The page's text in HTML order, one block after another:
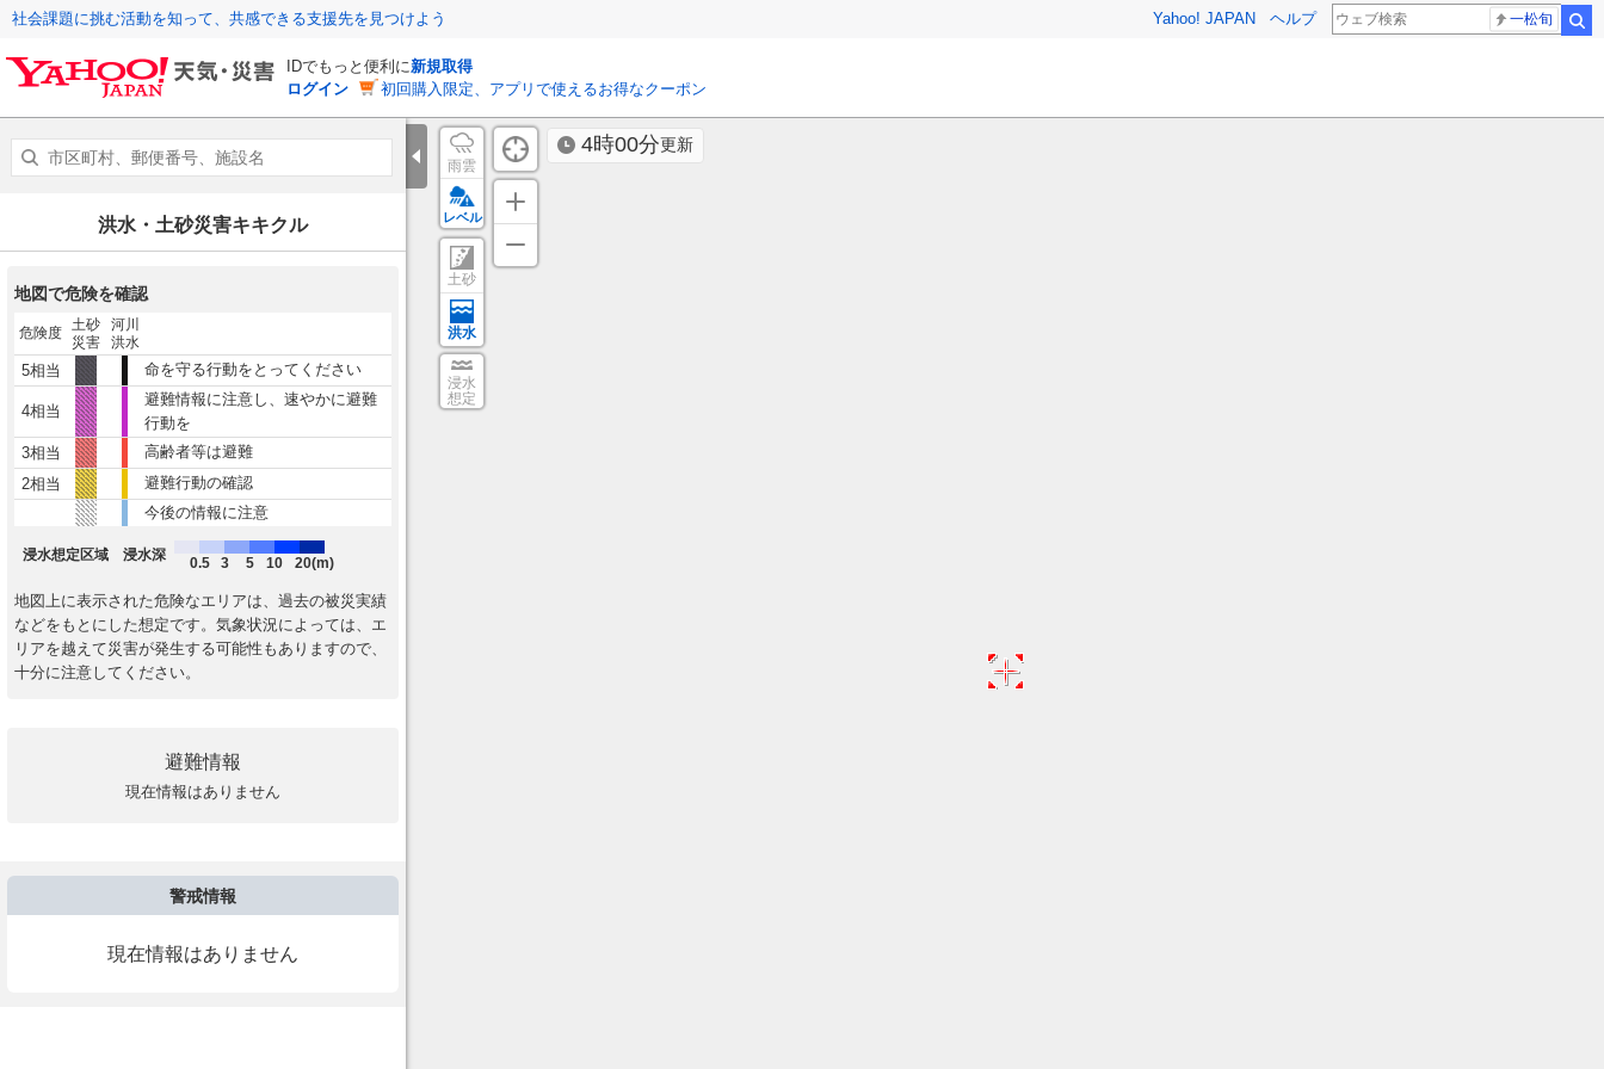
社会課題に挑む活動を知って、共感できる支援先を見つけよう Yahoo! JAPAN ヘルプ 一松旬
IDでもっと便利に新規取得
ログイン
初回購入限定、アプリで使えるお得なクーポン
4時00分更新
雨雲
レベル
土砂
洪水
浸水
想定
洪水・土砂災害キキクル
地図で危険を確認
危険度 土砂
災害
河川
洪水
5相当 命を守る行動をとってください
4相当
避難情報に注意し、速やかに避難
行動を
3相当
高齢者等は避難
2相当
避難行動の確認
今後の情報に注意
浸水想定区域 浸水深
0.5 3 5 10 20(m)
地図上に表示された危険なエリアは、過去の被災実績
などをもとにした想定です。気象状況によっては、エ
リアを越えて災害が発生する可能性もありますので、
十分に注意してください。
避難情報
現在情報はありません
警戒情報
現在情報はありません